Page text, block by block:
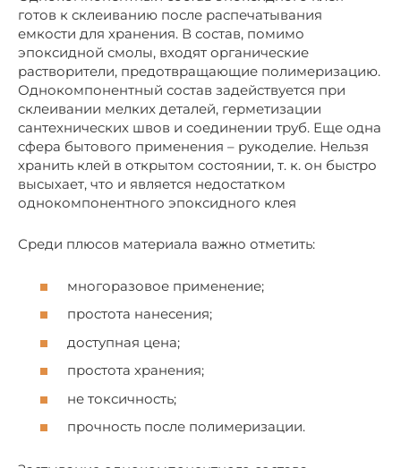
готов к склеиванию после распечатывания
емкости для хранения. В состав, помимо
эпоксидной смолы, входят органические
растворители, предотвращающие полимеризацию.
Однокомпонентный состав задействуется при
склеивании мелких деталей, герметизации
сантехнических швов и соединении труб. Еще одна
сфера бытового применения – рукоделие. Нельзя
хранить клей в открытом состоянии, т. к. он быстро
высыхает, что и является недостатком
однокомпонентного эпоксидного клея
Среди плюсов материала важно отметить:
многоразовое применение;
простота нанесения;
доступная цена;
простота хранения;
не токсичность;
прочность после полимеризации.